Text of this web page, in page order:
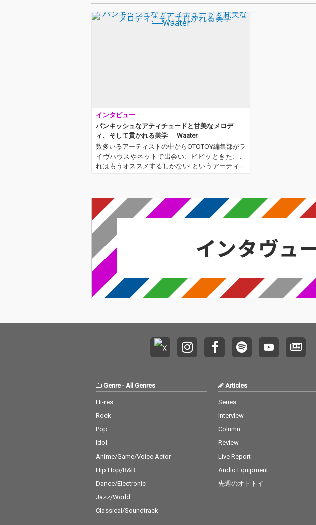
インタビュー
パンキッシュなアティチュードと甘美なメロデ
ィ、そして貫かれる美学──Waater
数多いるアーティストの中からOTOTOY編集部がラ
イヴハウスやネットで出会い、ビビッときた、こ
れはもうオススメするしかない! というアーティス
トを取り上げるこのコーナー。読んで、聴いて、
Genre- All Genres
Hi-res
Rock
Pop
Idol
Anime/Game/Voice Actor
Hip Hop/R&B
Dance/Electronic
Jazz/World
Classical/Soundtrack
Articles
Series
Interview
Column
Review
Live Report
Audio Equipment
先週のオトトイ